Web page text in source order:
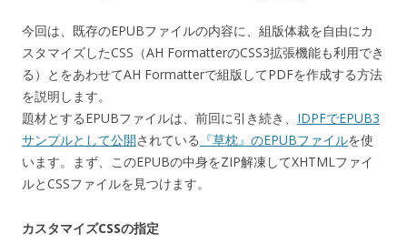
今回は、既存のEPUBファイルの内容に、組版体裁を自由にカ
スタマイズしたCSS（AH FormatterのCSS3拡張機能も利用でき
る）とをあわせてAH Formatterで組版してPDFを作成する方法
を説明します。
題材とするEPUBファイルは、前回に引き続き、 IDPFでEPUB3
サンプルとして公開されている 『草枕』のEPUBファイルを使
います。まず、このEPUBの中身をZIP解凍してXHTMLファイ
ルとCSSファイルを見つけます。
カスタマイズCSSの指定